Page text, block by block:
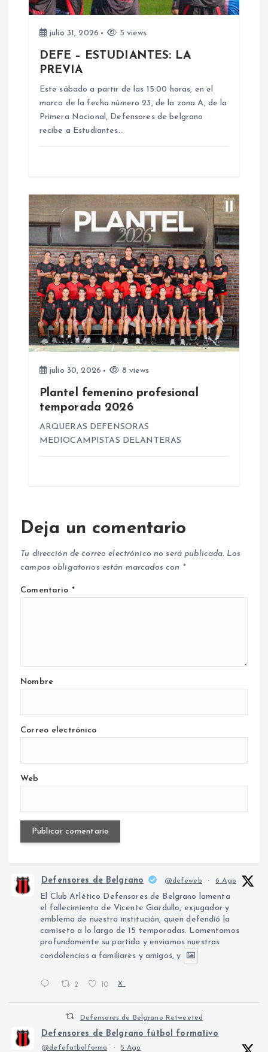
d
d
a
s
julio 31, 2026 5 views
DEFE – ESTUDIANTES: LA
PREVIA
Este sábado a partir de las 15:00 horas, en el
marco de la fecha número 23, de la zona A, de la
Primera Nacional, Defensores de belgrano
recibe a Estudiantes…
julio 30, 2026 8 views
Plantel femenino profesional
temporada 2026
ARQUERAS DEFENSORAS
MEDIOCAMPISTAS DELANTERAS
Deja un comentario
Tu dirección de correo electrónico no será publicada. Los
campos obligatorios están marcados con *
Comentario *
Nombre
Correo electrónico
Web
Defensores de Belgrano @defeweb · 6 Ago
El Club Atlético Defensores de Belgrano lamenta
el fallecimiento de Vicente Giardullo, exjugador y
emblema de nuestra institución, quien defendió la
camiseta a lo largo de 15 temporadas. Lamentamos
profundamente su partida y enviamos nuestras
condolencias a familiares y amigos, y
2 10 X
Defensores de Belgrano Retweeted
Defensores de Belgrano fútbol formativo
@defefutbolforma · 5 Ago